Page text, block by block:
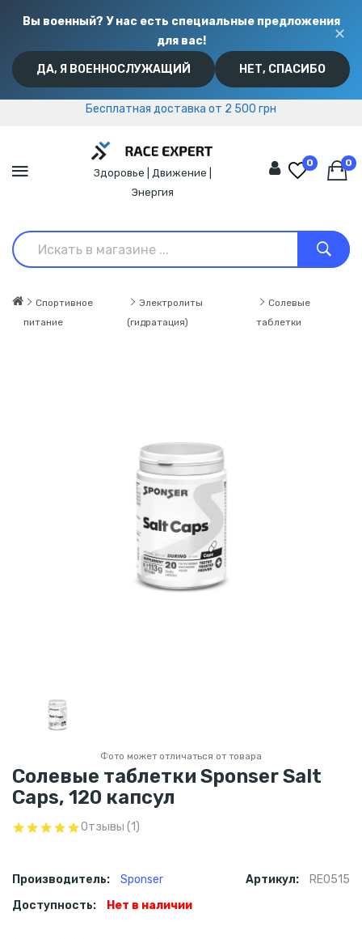
Вы военный? У нас есть специальные предложения
для вас!
ДА, Я ВОЕННОСЛУЖАЩИЙ НЕТ, СПАСИБО
✕
Бесплатная доставка от 2 500 грн
Бесплатная доставка от 2 500 грн
Здоровье | Движение |
Энергия
0 0
Спортивное
питание
Электролиты
(гидратация)
Солевые
таблетки
Фото может отличаться от товара
Солевые таблетки Sponser Salt
Caps, 120 капсул
Отзывы (1)
Производитель: Sponser Артикул:
RE0515
Доступность:
Нет в наличии